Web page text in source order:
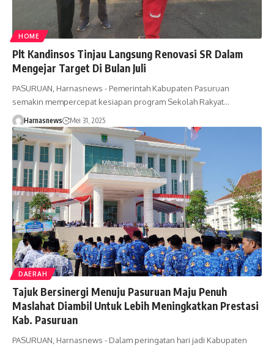
HOME
Plt Kandinsos Tinjau Langsung Renovasi SR Dalam
Mengejar Target Di Bulan Juli
PASURUAN, Harnasnews - Pemerintah Kabupaten Pasuruan
semakin mempercepat kesiapan program Sekolah Rakyat…
Harnasnews Mei 31, 2025
DAERAH
Tajuk Bersinergi Menuju Pasuruan Maju Penuh
Maslahat Diambil Untuk Lebih Meningkatkan Prestasi
Kab. Pasuruan
PASURUAN, Harnasnews - Dalam peringatan hari jadi Kabupaten